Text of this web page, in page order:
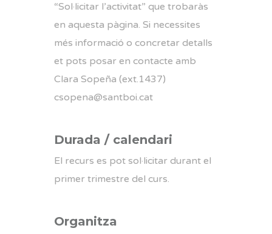
“Sol·licitar l’activitat” que trobaràs
en aquesta pàgina. Si necessites
més informació o concretar detalls
et pots posar en contacte amb
Clara Sopeña (ext.1437)
csopena@santboi.cat
Durada / calendari
El recurs es pot sol·licitar durant el
primer trimestre del curs.
Organitza